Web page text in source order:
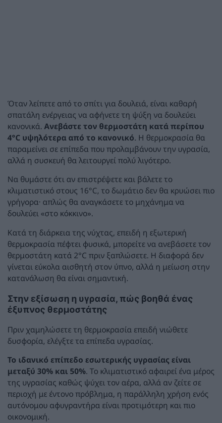
Όταν λείπετε από το σπίτι για δουλειά, είναι καθαρή
σπατάλη ενέργειας να αφήνετε τη ψύξη να δουλεύει
κανονικά. Ανεβάστε τον θερμοστάτη κατά περίπου
4°C υψηλότερα από το κανονικό. Η θερμοκρασία θα
παραμείνει σε επίπεδα που προλαμβάνουν την υγρασία,
αλλά η συσκευή θα λειτουργεί πολύ λιγότερο.
Να θυμάστε ότι αν επιστρέψετε και βάλετε το
κλιματιστικό στους 16°C, το δωμάτιο δεν θα κρυώσει πιο
γρήγορα· απλώς θα αναγκάσετε το μηχάνημα να
δουλεύει «στο κόκκινο».
Κατά τη διάρκεια της νύχτας, επειδή η εξωτερική
θερμοκρασία πέφτει φυσικά, μπορείτε να ανεβάσετε τον
θερμοστάτη κατά 2°C πριν ξαπλώσετε. Η διαφορά δεν
γίνεται εύκολα αισθητή στον ύπνο, αλλά η μείωση στην
κατανάλωση θα είναι σημαντική.
Στην εξίσωση η υγρασία, πώς βοηθά ένας
έξυπνος θερμοστάτης
Πριν χαμηλώσετε τη θερμοκρασία επειδή νιώθετε
δυσφορία, ελέγξτε τα επίπεδα υγρασίας.
Το ιδανικό επίπεδο εσωτερικής υγρασίας είναι
μεταξύ 30% και 50%. Το κλιματιστικό αφαιρεί ένα μέρος
της υγρασίας καθώς ψύχει τον αέρα, αλλά αν ζείτε σε
περιοχή με έντονο πρόβλημα, η παράλληλη χρήση ενός
αυτόνομου αφυγραντήρα είναι προτιμότερη και πιο
οικονομική.